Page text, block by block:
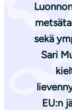
sekä
Sari
EU:n